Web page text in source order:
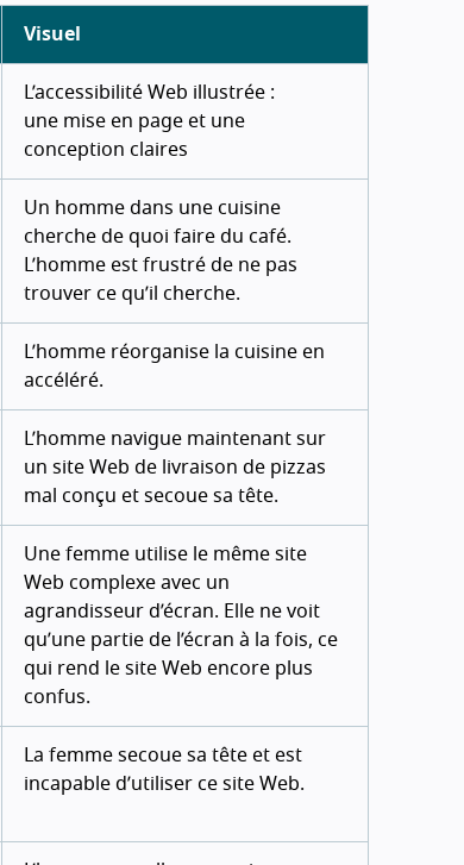
Visuel
L’accessibilité Web illustrée :
une mise en page et une
conception claires
Un homme dans une cuisine
cherche de quoi faire du café.
L’homme est frustré de ne pas
trouver ce qu’il cherche.
L’homme réorganise la cuisine en
accéléré.
L’homme navigue maintenant sur
un site Web de livraison de pizzas
mal conçu et secoue sa tête.
Une femme utilise le même site
Web complexe avec un
agrandisseur d’écran. Elle ne voit
qu’une partie de l’écran à la fois, ce
qui rend le site Web encore plus
confus.
La femme secoue sa tête et est
incapable d’utiliser ce site Web.